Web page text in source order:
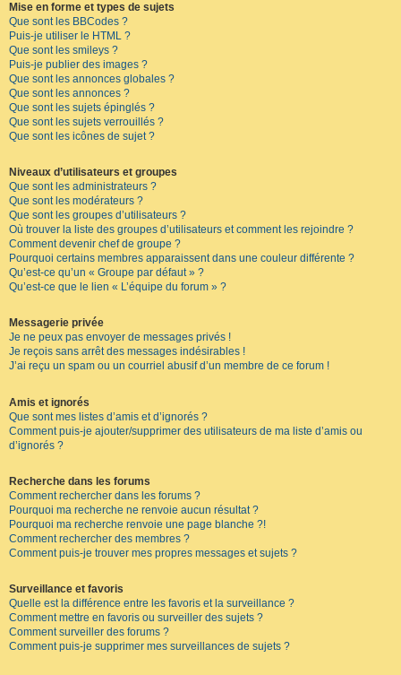
Mise en forme et types de sujets
Que sont les BBCodes ?
Puis-je utiliser le HTML ?
Que sont les smileys ?
Puis-je publier des images ?
Que sont les annonces globales ?
Que sont les annonces ?
Que sont les sujets épinglés ?
Que sont les sujets verrouillés ?
Que sont les icônes de sujet ?
Niveaux d’utilisateurs et groupes
Que sont les administrateurs ?
Que sont les modérateurs ?
Que sont les groupes d’utilisateurs ?
Où trouver la liste des groupes d’utilisateurs et comment les rejoindre ?
Comment devenir chef de groupe ?
Pourquoi certains membres apparaissent dans une couleur différente ?
Qu’est-ce qu’un « Groupe par défaut » ?
Qu’est-ce que le lien « L’équipe du forum » ?
Messagerie privée
Je ne peux pas envoyer de messages privés !
Je reçois sans arrêt des messages indésirables !
J’ai reçu un spam ou un courriel abusif d’un membre de ce forum !
Amis et ignorés
Que sont mes listes d’amis et d’ignorés ?
Comment puis-je ajouter/supprimer des utilisateurs de ma liste d’amis ou
d’ignorés ?
Recherche dans les forums
Comment rechercher dans les forums ?
Pourquoi ma recherche ne renvoie aucun résultat ?
Pourquoi ma recherche renvoie une page blanche ?!
Comment rechercher des membres ?
Comment puis-je trouver mes propres messages et sujets ?
Surveillance et favoris
Quelle est la différence entre les favoris et la surveillance ?
Comment mettre en favoris ou surveiller des sujets ?
Comment surveiller des forums ?
Comment puis-je supprimer mes surveillances de sujets ?